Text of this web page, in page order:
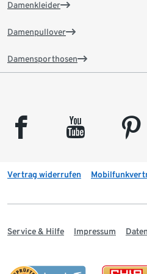
Damenkleider
Damenpullover
Damensporthosen
facebook youtube pinterest
Vertrag widerrufen
Service & Hilfe Impressum